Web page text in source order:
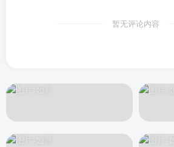
暂无评论内容